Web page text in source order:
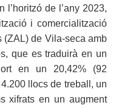
de l’any 2023,
i comercialització
(ZAL) de Vila-seca amb
que es traduirà en un
en un 20,42% (92
llocs de treball, un
xifrats en un augment